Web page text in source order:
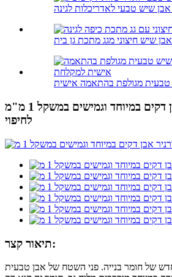
לוחות פורניר אבן דקים במיוחד וגמישים במשקל 1 מ"מ
לחיפוי
תיאור קצר:
של חומר בנייה. פני השטח של אבן טבעית